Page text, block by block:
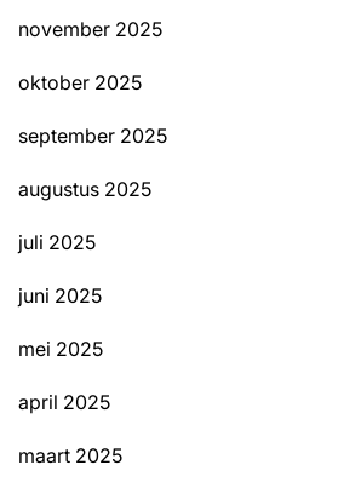
november 2025
oktober 2025
september 2025
augustus 2025
juli 2025
juni 2025
mei 2025
april 2025
maart 2025